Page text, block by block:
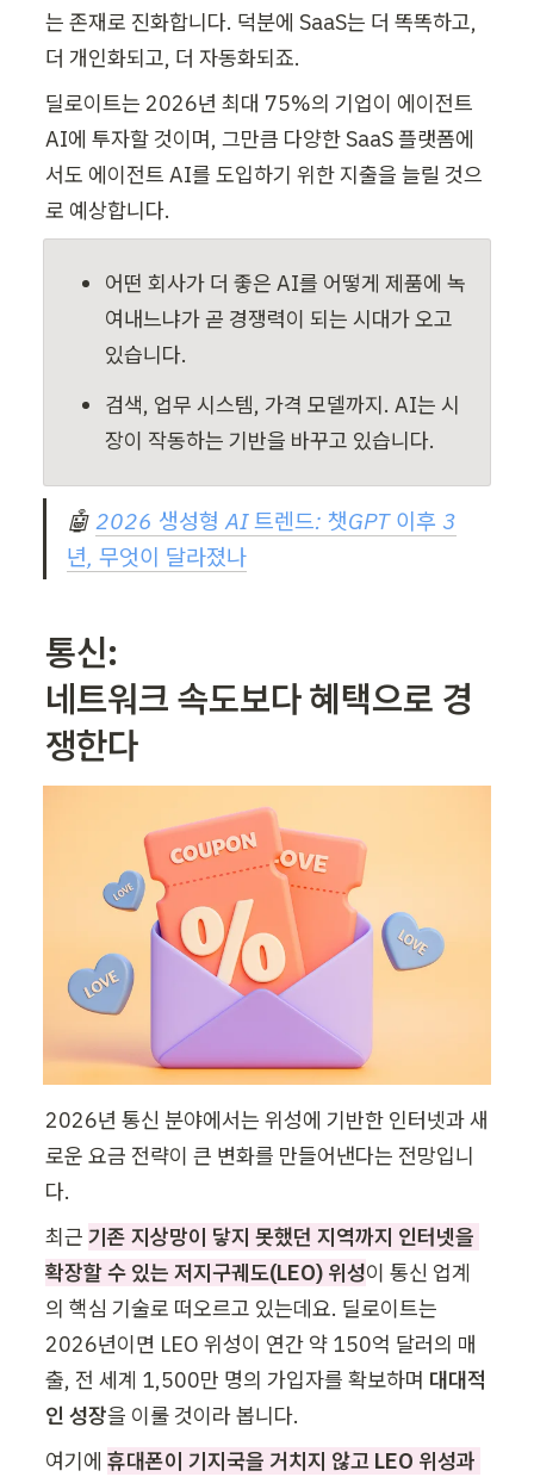
는 존재로 진화합니다. 덕분에 SaaS는 더 똑똑하고,
더 개인화되고, 더 자동화되죠.
딜로이트는 2026년 최대 75%의 기업이 에이전트
AI에 투자할 것이며, 그만큼 다양한 SaaS 플랫폼에
서도 에이전트 AI를 도입하기 위한 지출을 늘릴 것으
로 예상합니다.
어떤 회사가 더 좋은 AI를 어떻게 제품에 녹
여내느냐가 곧 경쟁력이 되는 시대가 오고
있습니다.
검색, 업무 시스템, 가격 모델까지. AI는 시
장이 작동하는 기반을 바꾸고 있습니다.
🤖 2026 생성형 AI 트렌드: 챗GPT 이후 3
년, 무엇이 달라졌나
통신:
네트워크 속도보다 혜택으로 경
쟁한다
2026년 통신 분야에서는 위성에 기반한 인터넷과 새
로운 요금 전략이 큰 변화를 만들어낸다는 전망입니
다.
최근 기존 지상망이 닿지 못했던 지역까지 인터넷을
확장할 수 있는 저지구궤도(LEO) 위성이 통신 업계
의 핵심 기술로 떠오르고 있는데요. 딜로이트는
2026년이면 LEO 위성이 연간 약 150억 달러의 매
출, 전 세계 1,500만 명의 가입자를 확보하며 대대적
인 성장을 이룰 것이라 봅니다.
여기에 휴대폰이 기지국을 거치지 않고 LEO 위성과